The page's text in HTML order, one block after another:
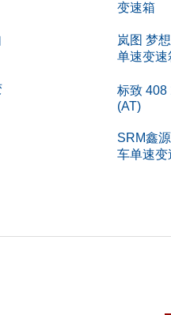
变速箱
岚图 梦
单速变速
标致 408
(AT)
SRM鑫
车单速变